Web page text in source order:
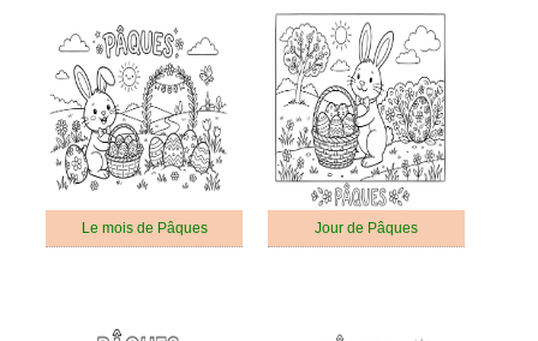
Le mois de Pâques Jour de Pâques